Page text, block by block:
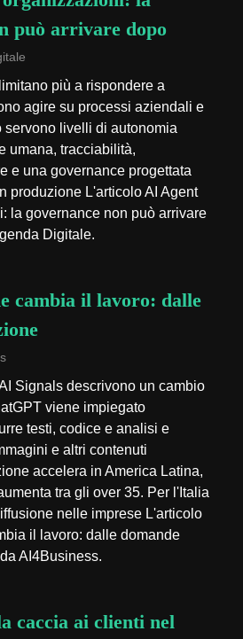
può arrivare dopo
più a rispondere a
agire su processi aziendali e
servono livelli di autonomia
umana, tracciabilità,
e una governance progettata
produzione L'articolo AI Agent
la governance non può arrivare
Digitale.
cambia il lavoro: dalle
Signals descrivono un cambio
viene impiegato
testi, codice e analisi e
e altri contenuti
accelera in America Latina,
tra gli over 35. Per l'Italia
nelle imprese L'articolo
il lavoro: dalle domande
AI4Business.
caccia ai clienti nel